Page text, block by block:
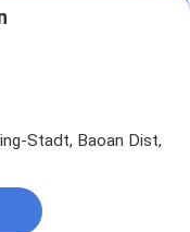
Stadt, Baoan Dist,